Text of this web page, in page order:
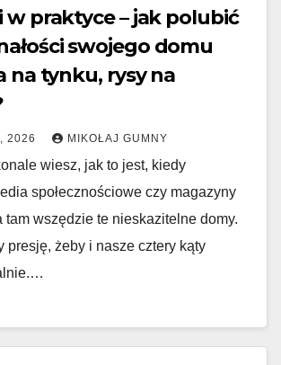
w praktyce – jak polubić
swojego domu
na tynku, rysy na
2026 MIKOŁAJ GUMNY
wiesz, jak to jest, kiedy
społecznościowe czy magazyny
tam wszędzie te nieskazitelne domy.
presję, żeby i nasze cztery kąty